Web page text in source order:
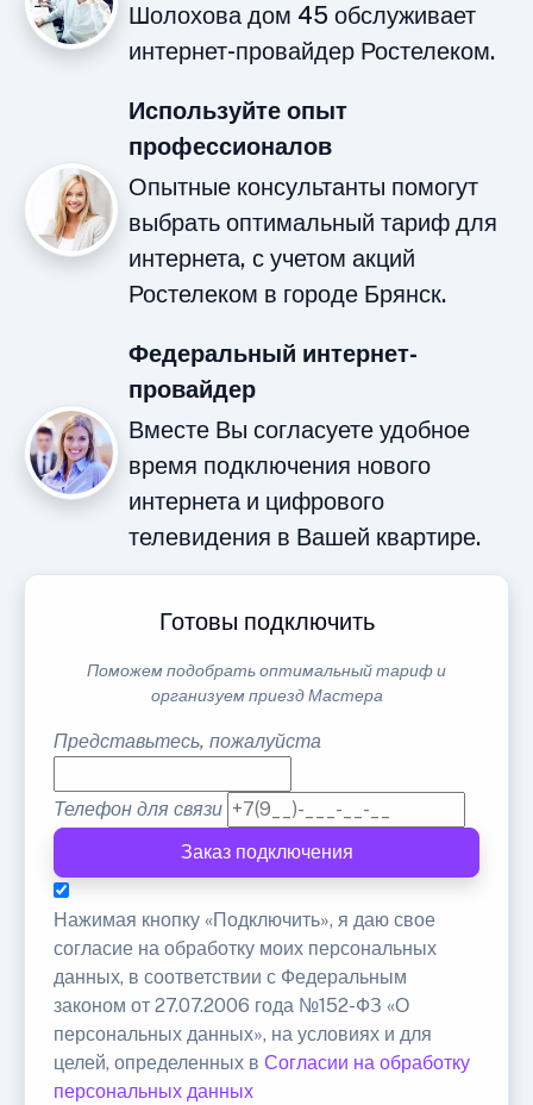
Шолохова дом 45 обслуживает
интернет-провайдер Ростелеком.
Используйте опыт
профессионалов
Опытные консультанты помогут
выбрать оптимальный тариф для
интернета, с учетом акций
Ростелеком в городе Брянск.
Федеральный интернет-
провайдер
Вместе Вы согласуете удобное
время подключения нового
интернета и цифрового
телевидения в Вашей квартире.
Готовы подключить
Поможем подобрать оптимальный тариф и
организуем приезд Мастера
Представьтесь, пожалуйста
Телефон для связи
Заказ подключения
Нажимая кнопку «Подключить», я даю свое
согласие на обработку моих персональных
данных, в соответствии с Федеральным
законом от 27.07.2006 года №152-ФЗ «О
персональных данных», на условиях и для
целей, определенных в Согласии на обработку
персональных данных